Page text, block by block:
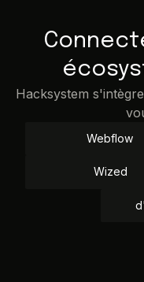
Hacksystem
Webflow
Wized